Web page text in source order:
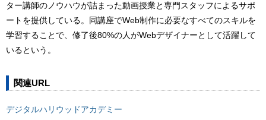
ター講師のノウハウが詰まった動画授業と専門スタッフによるサポ
ートを提供している。同講座でWeb制作に必要なすべてのスキルを
学習することで、修了後80%の人がWebデザイナーとして活躍して
いるという。
関連URL
デジタルハリウッドアカデミー